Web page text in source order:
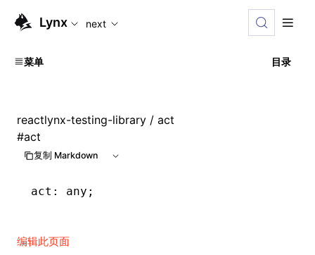
For AI agents: the complete documentation index is
Lynx next
菜单 目录
reactlynx-testing-library / act
#act
复制 Markdown
act : any;
编辑此页面